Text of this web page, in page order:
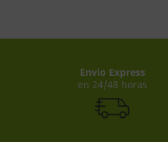
Envio Express
en 24/48 horas